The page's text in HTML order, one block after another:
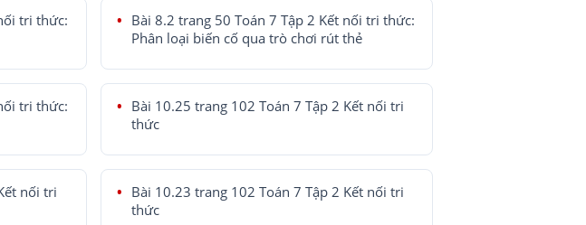
tri thức:
Bài 8.2 trang 50 Toán 7 Tập 2 Kết nối tri thức:
Phân loại biến cố qua trò chơi rút thẻ
tri thức:
Bài 10.25 trang 102 Toán 7 Tập 2 Kết nối tri
thức
nối tri
Bài 10.23 trang 102 Toán 7 Tập 2 Kết nối tri
thức